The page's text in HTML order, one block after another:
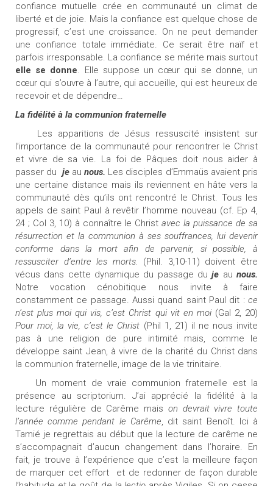
confiance mutuelle crée en communauté un climat de
liberté et de joie. Mais la confiance est quelque chose de
progressif, c’est une croissance. On ne peut demander
une confiance totale immédiate. Ce serait être naïf et
parfois irresponsable. La confiance se mérite mais surtout
elle se donne. Elle suppose un cœur qui se donne, un
cœur qui s’ouvre à l’autre, qui accueille, qui est heureux de
recevoir et de dépendre…
La fidélité à la communion fraternelle
Les apparitions de Jésus ressuscité insistent sur
l’importance de la communauté pour rencontrer le Christ
et vivre de sa vie. La foi de Pâques doit nous aider à
passer du je aunous. Les disciples d’Emmaüs avaient pris
une certaine distance mais ils reviennent en hâte vers la
communauté dès qu’ils ont rencontré le Christ. Tous les
appels de saint Paul à revêtir l’homme nouveau (cf. Ep 4,
24 ; Col 3, 10) à connaître le Christavec la puissance de sa
résurrection et la communion à ses souffrances, lui devenir
conforme dans la mort afin de parvenir, si possible, à
ressusciter d’entre les morts. (Phil. 3,10-11) doivent être
vécus dans cette dynamique du passage duje aunous.
Notre vocation cénobitique nous invite à faire
constamment ce passage. Aussi quand saint Paul dit : ce
n’est plus moi qui vis, c’est Christ qui vit en moi(Gal 2, 20)
Pour moi, la vie, c’est le Christ (Phil 1, 21) il ne nous invite
pas à une religion de pure intimité mais, comme le
développe saint Jean, à vivre de la charité du Christ dans
la communion fraternelle, image de la vie trinitaire.
Un moment de vraie communion fraternelle est la
présence au scriptorium. J’ai apprécié la fidélité à la
lecture régulière de Carême mais on devrait vivre toute
l’année comme pendant le Carême, dit saint Benoît. Ici à
Tamié je regrettais au début que la lecture de carême ne
s’accompagnait d’aucun changement dans l’horaire. En
fait, je trouve à l’expérience que c’est la meilleure façon
de marquer cet effort
et de redonner de façon durable